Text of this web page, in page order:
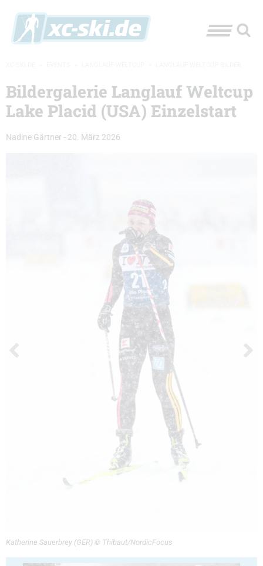
Bildergalerie Langlauf Weltcup
Lake Placid (USA) Einzelstart
Nadine Gärtner - 20. März 2026
Katherine Sauerbrey (GER) © Thibaut/NordicFocus